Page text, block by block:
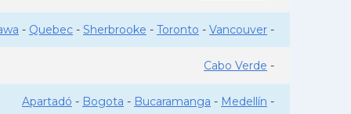
- Quebec - Sherbrooke - Toronto - Vancouver -
Cabo Verde -
Apartadó - Bogota - Bucaramanga - Medellín -